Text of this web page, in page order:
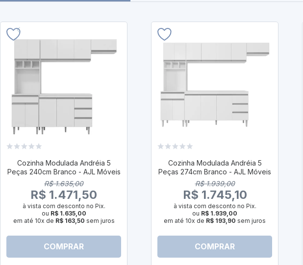
Cozinha Modulada Andréia 5
Peças 240cm Branco - AJL Móveis
R$ 1.635,00
R$ 1.471,50
à vista com desconto no Pix.
ou R$ 1.635,00
em até 10x de R$ 163,50 sem juros
COMPRAR
Cozinha Modulada Andréia 5
Peças 274cm Branco - AJL Móveis
R$ 1.939,00
R$ 1.745,10
à vista com desconto no Pix.
ou R$ 1.939,00
em até 10x de R$ 193,90 sem juros
COMPRAR